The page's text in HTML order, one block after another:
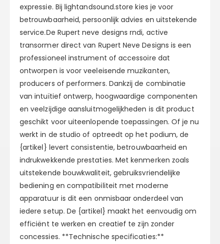
expressie. Bij lightandsound.store kies je voor
betrouwbaarheid, persoonlijk advies en uitstekende
service.De Rupert neve designs rndi, active
transormer direct van Rupert Neve Designs is een
professioneel instrument of accessoire dat
ontworpen is voor veeleisende muzikanten,
producers of performers. Dankzij de combinatie
van intuïtief ontwerp, hoogwaardige componenten
en veelzijdige aansluitmogelijkheden is dit product
geschikt voor uiteenlopende toepassingen. Of je nu
werkt in de studio of optreedt op het podium, de
{artikel} levert consistentie, betrouwbaarheid en
indrukwekkende prestaties. Met kenmerken zoals
uitstekende bouwkwaliteit, gebruiksvriendelijke
bediening en compatibiliteit met moderne
apparatuur is dit een onmisbaar onderdeel van
iedere setup. De {artikel} maakt het eenvoudig om
efficiënt te werken en creatief te zijn zonder
concessies. **Technische specificaties:**